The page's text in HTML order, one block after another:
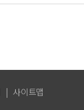
| 사이트맵